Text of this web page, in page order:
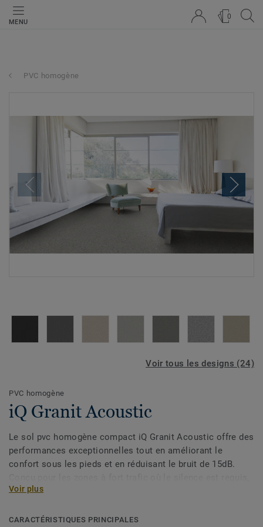
MENU
0
PVC homogène
Voir tous les designs (24)
PVC homogène
iQ Granit Acoustic
Le sol pvc homogène compact iQ Granit Acoustic offre des
performances exceptionnelles tout en améliorant le
confort sous les pieds et en réduisant le bruit de 15dB.
comme les couloirs et les chambres de patients, il est
l'abrasion. Pour le garder propre, nul besoin de polish ou
Voir plus
CARACTÉRISTIQUES PRINCIPALES